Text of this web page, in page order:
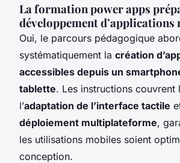
La formation power apps
développement d’applications
Oui, le parcours pédagogique
systématiquement la création
accessibles depuis un
tablette. Les instructions couvrent
l’adaptation de l’interface tactile
déploiement multiplateforme,
les utilisations mobiles soient
conception.